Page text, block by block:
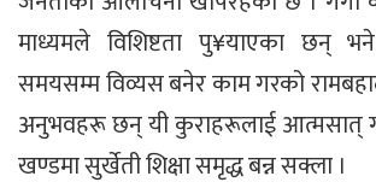
माध्यमले विशिष्टता पु¥याएका छन्
समयसम्म विव्यस बनेर काम गरको
अनुभवहरू छन् यी कुराहरूलाई आत्मसात्
खण्डमा सुर्खेती शिक्षा समृद्ध बन्न सक्ला ।